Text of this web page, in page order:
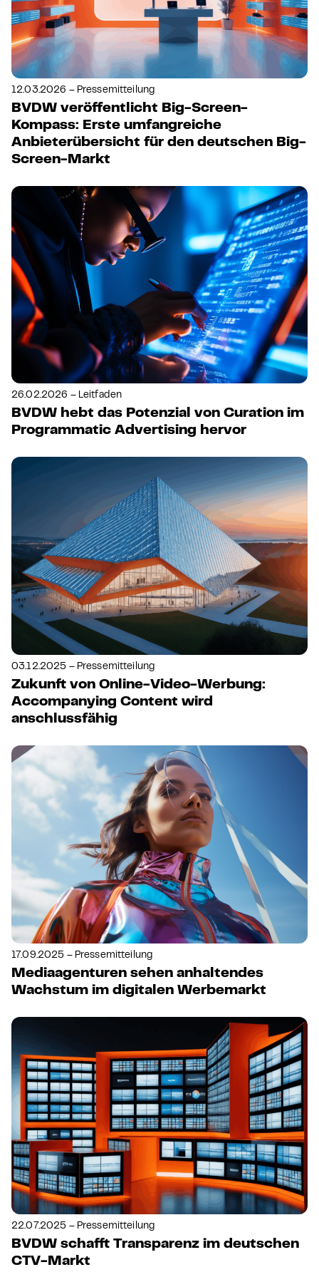
12.03.2026 – Pressemitteilung
BVDW veröffentlicht Big-Screen-
Kompass: Erste umfangreiche
Anbieterübersicht für den deutschen Big-
Screen-Markt
26.02.2026 – Leitfaden
BVDW hebt das Potenzial von Curation im
Programmatic Advertising hervor
03.12.2025 – Pressemitteilung
Zukunft von Online-Video-Werbung:
Accompanying Content wird
anschlussfähig
17.09.2025 – Pressemitteilung
Mediaagenturen sehen anhaltendes
Wachstum im digitalen Werbemarkt
22.07.2025 – Pressemitteilung
BVDW schafft Transparenz im deutschen
CTV-Markt